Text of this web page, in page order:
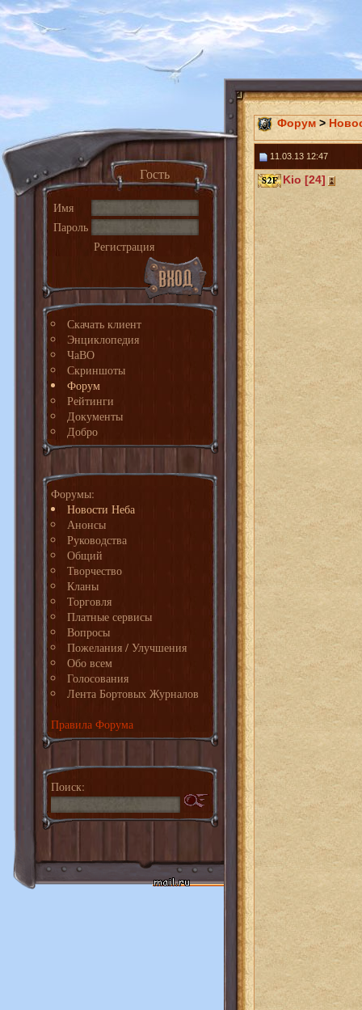
Гость
Имя
Пароль
Регистрация
Скачать клиент
Энциклопедия
ЧаВО
Скриншоты
Форум
Рейтинги
Документы
Добро
Форумы:
Новости Неба
Анонсы
Руководства
Общий
Творчество
Кланы
Торговля
Платные сервисы
Вопросы
Пожелания / Улучшения
Обо всем
Голосования
Лента Бортовых Журналов
Правила Форума
Поиск:
Форум >
11.03.13 12:47
Kio [24]